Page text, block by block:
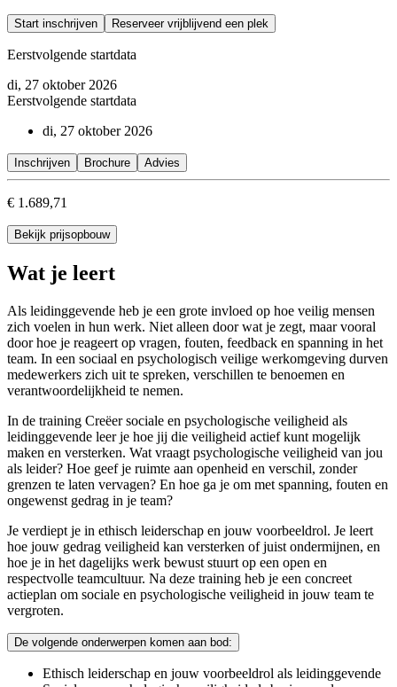
Start inschrijven Reserveer vrijblijvend een plek
Eerstvolgende startdata
di, 27 oktober 2026
Eerstvolgende startdata
di, 27 oktober 2026
Inschrijven Brochure Advies
€ 1.689,71
Bekijk prijsopbouw
Wat je leert
Als leidinggevende heb je een grote invloed op hoe veilig mensen
zich voelen in hun werk. Niet alleen door wat je zegt, maar vooral
door hoe je reageert op vragen, fouten, feedback en spanning in het
team. In een sociaal en psychologisch veilige werkomgeving durven
medewerkers zich uit te spreken, verschillen te benoemen en
verantwoordelijkheid te nemen.
In de training Creëer sociale en psychologische veiligheid als
leidinggevende leer je hoe jij die veiligheid actief kunt mogelijk
maken en versterken. Wat vraagt psychologische veiligheid van jou
als leider? Hoe geef je ruimte aan openheid en verschil, zonder
grenzen te laten vervagen? En hoe ga je om met spanning, fouten en
ongewenst gedrag in je team?
Je verdiept je in ethisch leiderschap en jouw voorbeeldrol. Je leert
hoe jouw gedrag veiligheid kan versterken of juist ondermijnen, en
hoe je in het dagelijks werk bewust stuurt op een open en
respectvolle teamcultuur. Na deze training heb je een concreet
actieplan om sociale en psychologische veiligheid in jouw team te
vergroten.
De volgende onderwerpen komen aan bod:
Ethisch leiderschap en jouw voorbeeldrol als leidinggevende